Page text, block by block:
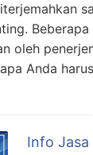
oleh
Anda
Info Jasa